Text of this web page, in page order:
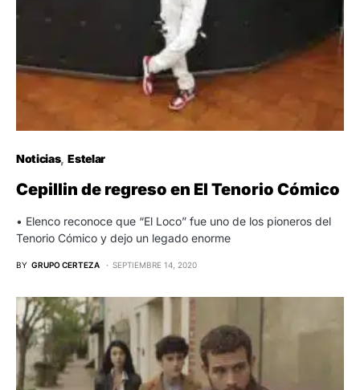
Noticias Estelar
Cepillin de regreso en El Tenorio Cómico
• Elenco reconoce que “El Loco” fue uno de los pioneros del
Tenorio Cómico y dejo un legado enorme
BY GRUPO CERTEZA SEPTIEMBRE 14, 2020